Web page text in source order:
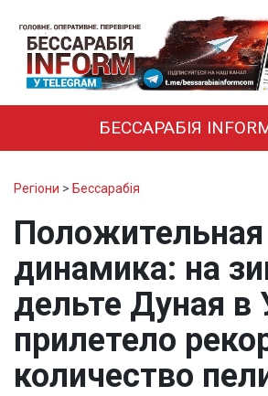
БЕССАРАБІЯ
Регіони > Бессарабія
Положительная
динамика: на
дельте Дуная в
прилетело
количество